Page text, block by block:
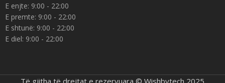
E enjte: 9:00 - 22:00
E premte: 9:00 - 22:00
E shtunë: 9:00 - 22:00
E diel: 9:00 - 22:00
Të gjitha të drejtat e rezervuara © Wishbytech 2025